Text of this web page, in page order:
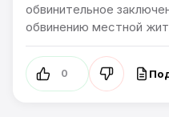
обвинительное
обвинению местной
0